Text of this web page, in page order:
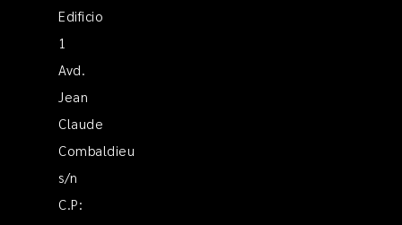
Edificio
1
Avd.
Jean
Claude
Combaldieu
s/n
C.P: